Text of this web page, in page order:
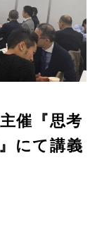
催『思考
にて講義